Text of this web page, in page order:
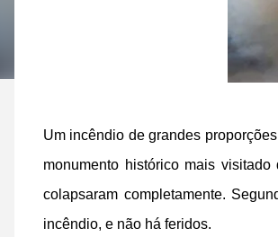
Um incêndio de grandes
monumento histórico mais
colapsaram completamente.
incêndio, e não há feridos.